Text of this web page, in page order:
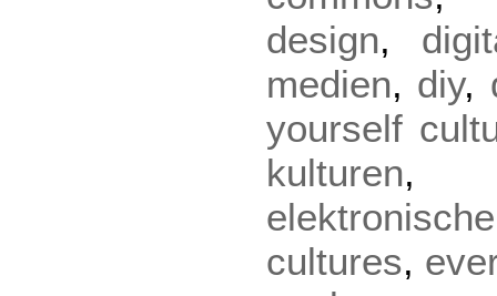
design,
medien, diy,
yourself
kulturen,
cultures,